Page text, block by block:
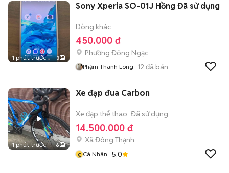
1 phút trước 3
Sony Xperia SO-01J Hồng Đã sử dụng
Dòng khác
450.000 đ
Phường Đông Ngạc
Phạm Thanh Long 12 đã bán
1 phút trước 6
Xe đạp đua Carbon
Xe đạp thể thao Đã sử dụng
14.500.000 đ
Xã Đông Thạnh
c Cá Nhân 5.0